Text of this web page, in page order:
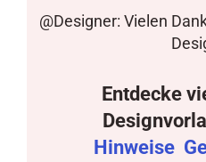
@Designer: Vielen
Entdecke
Hinweise